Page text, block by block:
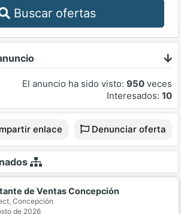
Buscar ofertas
El anuncio ha sido visto: 950 veces
Interesados: 10
enlace Denunciar oferta
de Ventas Concepción
Concepción
de 2026